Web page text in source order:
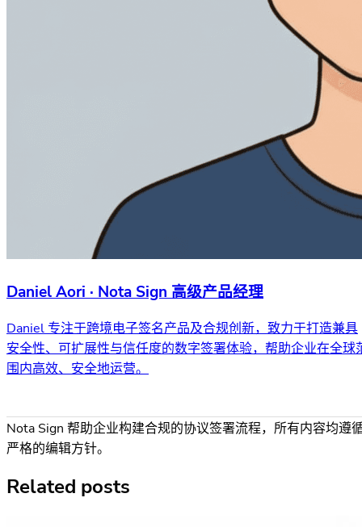
Daniel Aori · Nota Sign 高级产品经理
Daniel 专注于跨境电子签名产品及合规创新，致力于打造兼具
安全性、可扩展性与信任度的数字签署体验，帮助企业在全球
围内高效、安全地运营。
Nota Sign 帮助企业构建合规的协议签署流程，所有内容均遵
严格的编辑方针。
Related posts